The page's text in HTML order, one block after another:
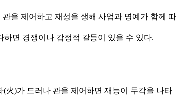
을 제어하고 재성을 생해 사업과 명예가 함께 따
면 경쟁이나 감정적 갈등이 있을 수 있다.
火)가 드러나 관을 제어하면 재능이 두각을 나타